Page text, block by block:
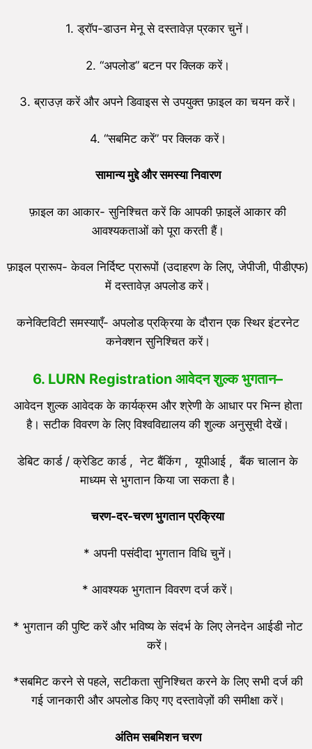
1. ड्रॉप-डाउन मेनू से दस्तावेज़ प्रकार चुनें।
2. “अपलोड” बटन पर क्लिक करें।
3. ब्राउज़ करें और अपने डिवाइस से उपयुक्त फ़ाइल का चयन करें।
4. “सबमिट करें” पर क्लिक करें।
सामान्य मुद्दे और समस्या निवारण
फ़ाइल का आकार- सुनिश्चित करें कि आपकी फ़ाइलें आकार की
आवश्यकताओं को पूरा करती हैं।
फ़ाइल प्रारूप- केवल निर्दिष्ट प्रारूपों (उदाहरण के लिए, जेपीजी, पीडीएफ)
में दस्तावेज़ अपलोड करें।
कनेक्टिविटी समस्याएँ- अपलोड प्रक्रिया के दौरान एक स्थिर इंटरनेट
कनेक्शन सुनिश्चित करें।
6. LURN Registration आवेदन शुल्क भुगतान–
आवेदन शुल्क आवेदक के कार्यक्रम और श्रेणी के आधार पर भिन्न होता
है। सटीक विवरण के लिए विश्वविद्यालय की शुल्क अनुसूची देखें।
डेबिट कार्ड / क्रेडिट कार्ड , नेट बैंकिंग , यूपीआई , बैंक चालान के
माध्यम से भुगतान किया जा सकता है।
चरण-दर-चरण भुगतान प्रक्रिया
* अपनी पसंदीदा भुगतान विधि चुनें।
* आवश्यक भुगतान विवरण दर्ज करें।
* भुगतान की पुष्टि करें और भविष्य के संदर्भ के लिए लेनदेन आईडी नोट
करें।
*सबमिट करने से पहले, सटीकता सुनिश्चित करने के लिए सभी दर्ज की
गई जानकारी और अपलोड किए गए दस्तावेज़ों की समीक्षा करें।
अंतिम सबमिशन चरण